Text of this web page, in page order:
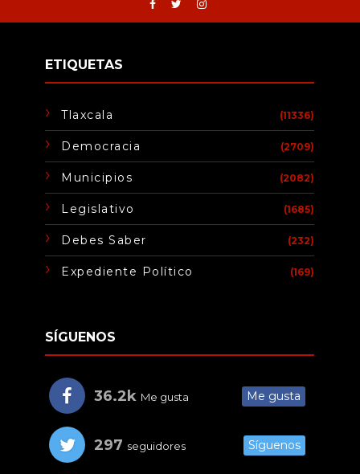
ETIQUETAS
Tlaxcala (11336)
Democracia (2709)
Municipios (2082)
Legislativo (1685)
Debes Saber (232)
Expediente Político (169)
SÍGUENOS
36.2k Me gusta Me gusta
297 seguidores Síguenos